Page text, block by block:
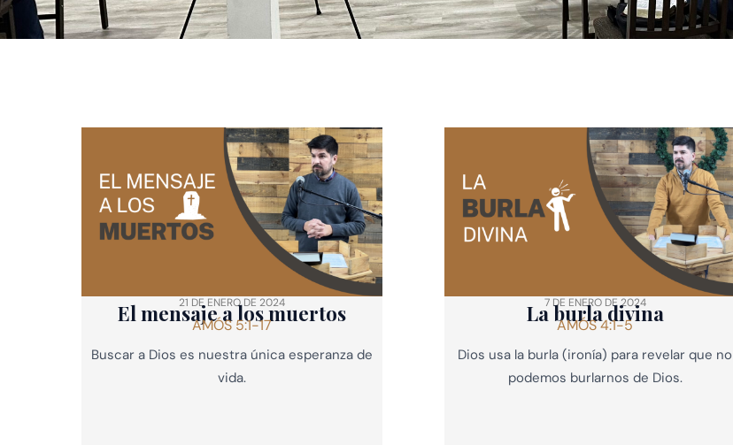
21 DE ENERO DE 2024
El mensaje a los muertos
AMÓS 5:1-17
Buscar a Dios es nuestra única esperanza de
vida.
7 DE ENERO DE 2024
La burla divina
AMÓS 4:1-5
Dios usa la burla (ironía) para revelar que no
podemos burlarnos de Dios.